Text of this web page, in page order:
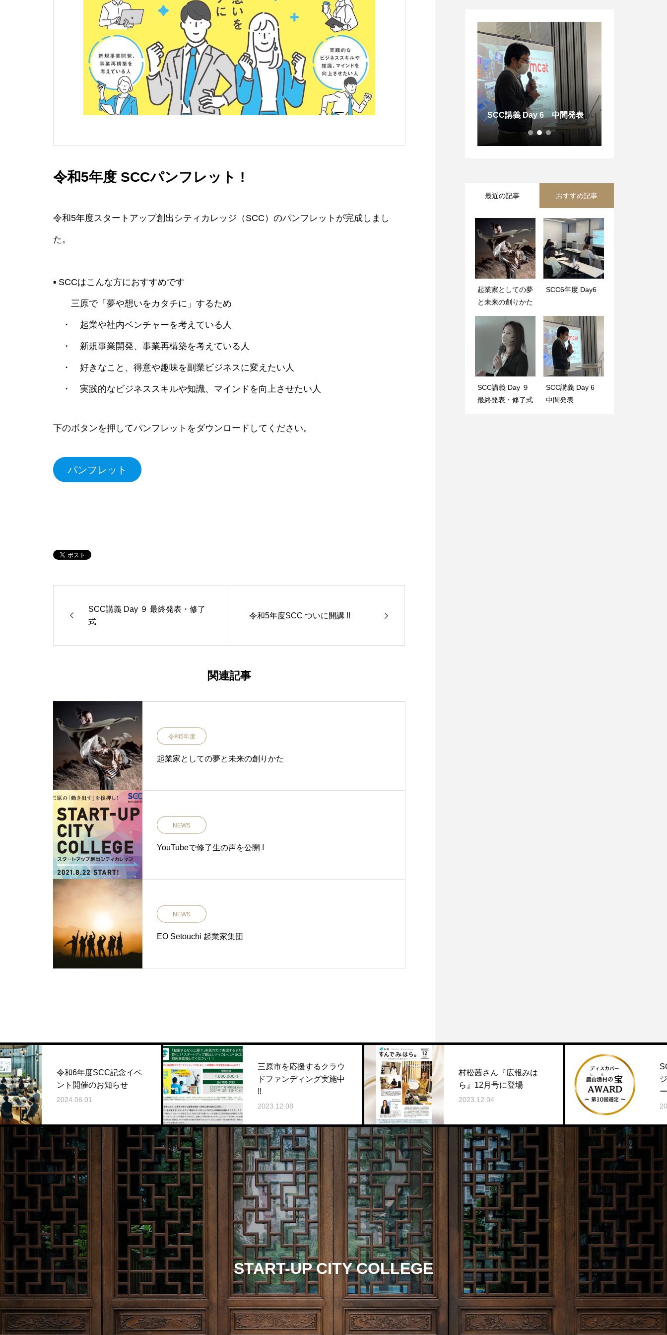
令和5年度 SCCパンフレット !
令和5年度スタートアップ創出シティカレッジ（SCC）のパンフレットが完成しまし
た。
▪️ SCCはこんな方におすすめです
三原で「夢や想いをカタチに」するため
・ 起業や社内ベンチャーを考えている人
・ 新規事業開発、事業再構築を考えている人
・ 好きなこと、得意や趣味を副業ビジネスに変えたい人
・ 実践的なビジネススキルや知識、マインドを向上させたい人
下のボタンを押してパンフレットをダウンロードしてください。
パンフレット
SCC講義 Day ９ 最終発表・修了
式
令和5年度SCC ついに開講 !!
関連記事
令和5年度
起業家としての夢と未来の創りかた
NEWS
YouTubeで修了生の声を公開 !
NEWS
EO Setouchi 起業家集団
令和5年度SCC ついに開講 !!
SCC6年度 Day2
SCC講義 Day 6 中間発表
最近の記事 おすすめ記事
起業家としての夢
と未来の創りかた
SCC6年度 Day6
SCC講義 Day ９
最終発表・修了式
SCC講義 Day 6
中間発表
SCC7年度 Day3
ホームページ・リ
SCC6年度 Day3
令和4年度 SCC受
講生募集 !
度SCC記念イベ
のお知らせ
三原市を応援するクラウ
ドファンディング実施中
!!
2023.12.08
村松茜さん『広報みは
ら』12月号に登場
2023.12.04
SCC一期生の革新的プ
ジェクトが「ディスカ
ー農山漁村の宝」で輝
2023.11.22
START-UP CITY COLLEGE